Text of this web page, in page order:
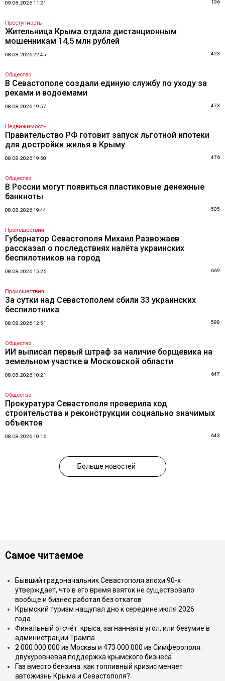
09.08.2026 11:21 196
Преступность
Жительница Крыма отдала дистанционным
мошенникам 14,5 млн рублей
08.08.2026 22:45 423
Общество
В Севастополе создали единую службу по уходу за
реками и водоемами
08.08.2026 19:57 473
Недвижимость
Правительство РФ готовит запуск льготной ипотеки
для достройки жилья в Крыму
08.08.2026 19:50 476
Общество
В России могут появиться пластиковые денежные
банкноты
08.08.2026 19:44 505
Происшествия
Губернатор Севастополя Михаил Развожаев
рассказал о последствиях налёта украинских
беспилотников на город
08.08.2026 15:26 669
Происшествия
За сутки над Севастополем сбили 33 украинских
беспилотника
08.08.2026 12:51 588
Общество
ИИ выписал первый штраф за наличие борщевика на
земельном участке в Московской области
08.08.2026 10:21 647
Общество
Прокуратура Севастополя проверила ход
строительства и реконструкции социально значимых
объектов
08.08.2026 10:16 643
Больше новостей
Самое читаемое
Бывший градоначальник Севастополя эпохи 90-х
утверждает, что в его время взяток не существовало
вообще и бизнес работал без откатов
Крымский туризм нащупал дно к середине июля 2026
года
Финальный отсчёт: крыса, загнанная в угол, или безумие в
администрации Трампа
2 000 000 000 из Москвы и 473 000 000 из Симферополя:
двухуровневая поддержка крымского бизнеса
Газ вместо бензина: как топливный кризис меняет
автожизнь Крыма и Севастополя?